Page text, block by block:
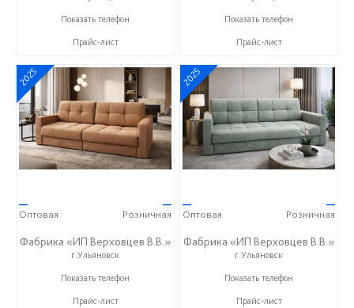
+7 (937) 423-36-37
Показать телефон
Прайс-лист
+7 (937) 423-36-37
Показать телефон
Прайс-лист
2025
—
Оптовая
—
Розничная
Фабрика «ИП Верховцев В.В.»
г.Ульяновск
8-987-637-27-82
Показать телефон
Прайс-лист
2025
—
Оптовая
—
Розничная
Фабрика «ИП Верховцев В.В.»
г.Ульяновск
8-987-637-27-82
Показать телефон
Прайс-лист